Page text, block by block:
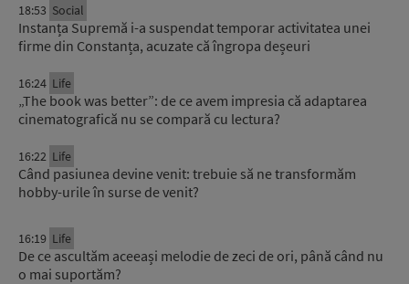
18:53 Social
Instanța Supremă i-a suspendat temporar activitatea unei
firme din Constanța, acuzate că îngropa deșeuri
16:24 Life
„The book was better”: de ce avem impresia că adaptarea
cinematografică nu se compară cu lectura?
16:22 Life
Când pasiunea devine venit: trebuie să ne transformăm
hobby-urile în surse de venit?
16:19 Life
De ce ascultăm aceeași melodie de zeci de ori, până când nu
o mai suportăm?